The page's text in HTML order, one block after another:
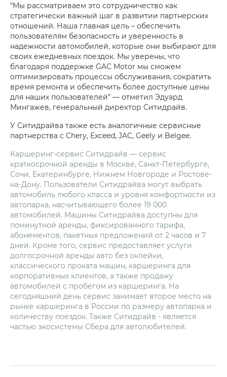
“Мы рассматриваем это сотрудничество как
стратегически важный шаг в развитии партнерских
отношений. Наша главная цель – обеспечить
пользователям безопасность и уверенность в
надежности автомобилей, которые они выбирают для
своих ежедневных поездок. Мы уверены, что
благодаря поддержке GAC Motor мы сможем
оптимизировать процессы обслуживания, сократить
время ремонта и обеспечить более доступные цены
для наших пользователей” — отметил Эдуард
Мингажев, генеральный директор Ситидрайв.
У Ситидрайва также есть аналогичные сервисные
партнерства с Chery, Exceed, JAC, Geely и Belgee.
Каршеринг-сервис Ситидрайв — сервис
краткосрочной аренды в Москве, Санкт-Петербурге,
Сочи, Екатеринбурге, Нижнем Новгороде и Ростове-
на-Дону. Пользователи Ситидрайва могут выбрать
автомобиль любого класса и уровня комфортности из
автопарка, насчитывающего более 19 000
автомобилей. Машины Ситидрайва доступны для
поминутной аренды, фиксированного тарифа,
абонементов, пакетных предложений от 2 часов и 7
дней. Кроме того, сервис предоставляет услуги
долгосрочной аренды авто без оклейки,
классического проката машин, каршеринга для
корпоративных клиентов, а также продажу
автомобилей с пробегом из каршеринга. На
сегодняшний день сервис занимает второе место на
рынке каршеринга в России по размеру автопарка и
количеству поездок. Также Ситидрайв - является
частью экосистемы Сбера для автолюбителей.